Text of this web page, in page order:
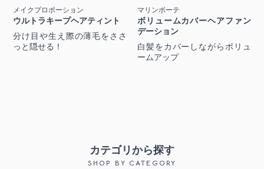
メイクプロポーション
ウルトラキープヘアティント
分け目や生え際の薄毛をささ
っと隠せる！
マリンボーテ
ボリュームカバーヘアファン
デーション
白髪をカバーしながらボリュ
ームアップ
カテゴリから探す
SHOP BY CATEGORY